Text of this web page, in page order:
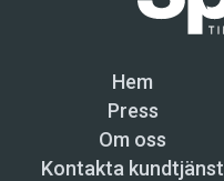
Hem
Press
Om oss
Kontakta kundtjänst